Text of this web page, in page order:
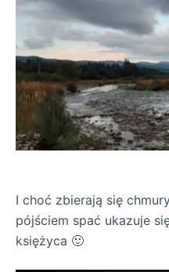
Taka
I choć zbierają się
pójściem spać ukazuje
księżyca 🙂